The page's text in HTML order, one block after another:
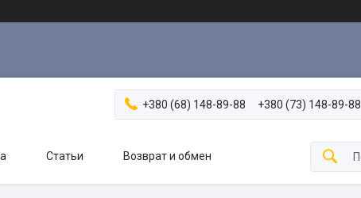
+380 (68) 148-89-88 +380 (73) 148-89-88
Статьи Возврат и обмен